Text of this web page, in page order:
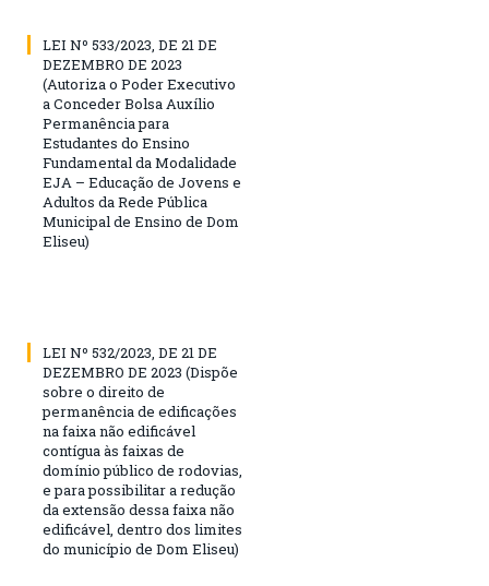
LEI Nº 533/2023, DE 21 DE
DEZEMBRO DE 2023
(Autoriza o Poder Executivo
a Conceder Bolsa Auxílio
Permanência para
Estudantes do Ensino
Fundamental da Modalidade
EJA – Educação de Jovens e
Adultos da Rede Pública
Municipal de Ensino de Dom
Eliseu)
LEI Nº 532/2023, DE 21 DE
DEZEMBRO DE 2023 (Dispõe
sobre o direito de
permanência de edificações
na faixa não edificável
contígua às faixas de
domínio público de rodovias,
e para possibilitar a redução
da extensão dessa faixa não
edificável, dentro dos limites
do município de Dom Eliseu)